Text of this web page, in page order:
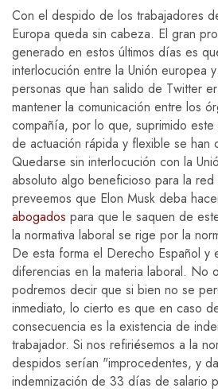
Con el despido de los trabajadores
Europa queda sin cabeza. El gran
generado en estos últimos días es
interlocución entre la Unión europea
personas que han salido de Twitter
mantener la comunicación entre los
compañía, por lo que, suprimido
de actuación rápida y flexible se han
Quedarse sin interlocución con la
absoluto algo beneficioso para la
preveemos que Elon Musk deba
abogados para que le saquen de
la normativa laboral se rige por la
De esta forma el Derecho Español y
diferencias en la materia laboral. No
podremos decir que si bien no se
inmediato, lo cierto es que en caso
consecuencia es la existencia de
trabajador. Si nos refiriésemos a la
despidos serían "improcedentes, y
indemnización de 33 días de salario